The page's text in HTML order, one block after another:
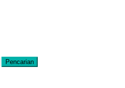
Pencarian